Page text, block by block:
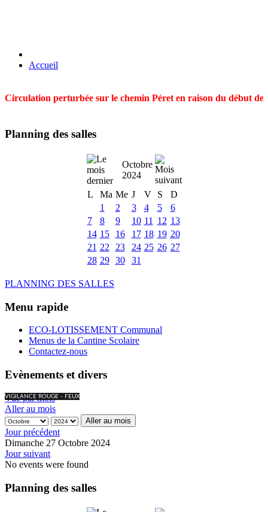
Accueil
Circulation perturbée sur le chemin Péret en raison du début
Planning des salles
Octobre
2024
L
Ma Me J V S
D
1
2 3 4 5
6
7
8 9 10 11 12 13
14 15 16 17 18 19 20
21 22 23 24 25 26 27
28 29 30 31
PLANNING DES SALLES
Menu rapide
ECO-LOTISSEMENT Communal
Menus de la Cantine Scolaire
Contactez-nous
Evènements et divers
VIGILANCE ROUGE - FEUX
Vue par mois
Aller au mois
Aller au mois
Jour précédent
Dimanche 27 Octobre 2024
Jour suivant
No events were found
Planning des salles